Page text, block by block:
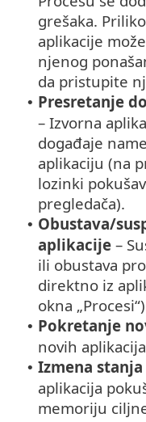
grešaka.
aplikacije
njenog
da pristupite
• Presretanje
– Izvorna
događaje
aplikaciju (na
lozinki
pregledača).
• Obustava/
aplikacije –
ili obustava
direktno iz
okna
• Pokretanje
novih
• Izmena
aplikacija
memoriju